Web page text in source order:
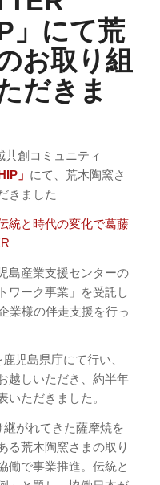
」にて荒
お取り組
だきま
創コミュニティ
」 にて、荒木陶窯さ
きました
統と時代の変化で葛藤
島産業支援センターの
ワーク事業」を受託し
業様の伴走支援を行っ
児島県庁にて行い、
越しいただき、約半年
いただきました。
がれてきた薩摩焼を
る荒木陶窯さまの取り
働で事業推進。伝統と